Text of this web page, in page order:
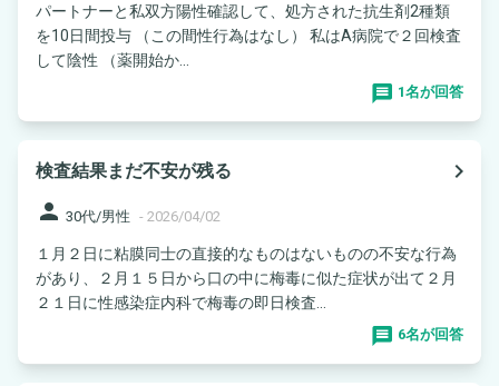
パートナーと私双方陽性確認して、処方された抗生剤2種類
を10日間投与 （この間性行為はなし） 私はA病院で２回検査
して陰性 （薬開始か...
1名が回答
検査結果まだ不安が残る
navigate_next
person 30代/男性 - 2026/04/02
１月２日に粘膜同士の直接的なものはないものの不安な行為
があり、２月１５日から口の中に梅毒に似た症状が出て２月
２１日に性感染症内科で梅毒の即日検査...
6名が回答